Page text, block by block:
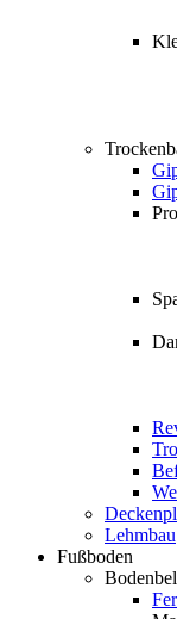
Lehmbau
Fußboden